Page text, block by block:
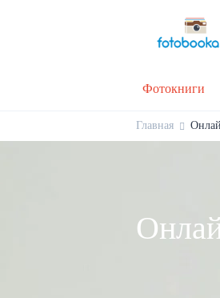
Фотокниги
Главная